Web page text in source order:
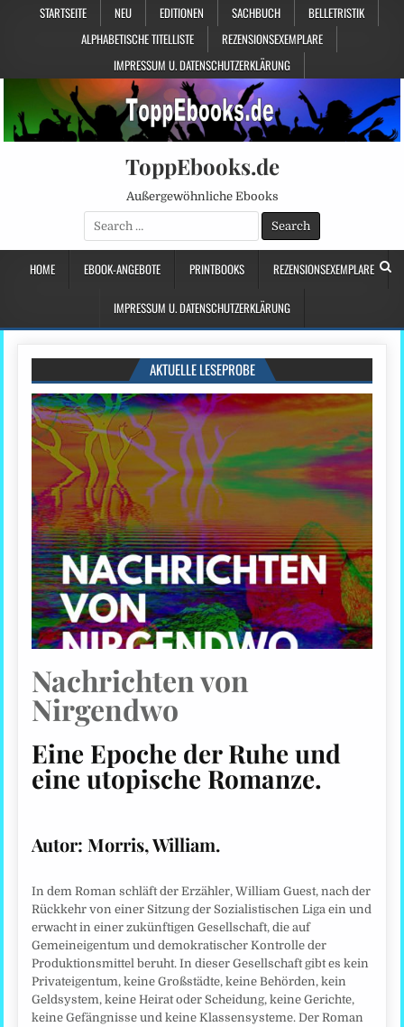
STARTSEITE NEU EDITIONEN SACHBUCH
BELLETRISTIK
ALPHABETISCHE TITELLISTE
REZENSIONSEXEMPLARE
IMPRESSUM U. DATENSCHUTZERKLÄRUNG
ToppEbooks.de
Außergewöhnliche Ebooks
Search
for:
HOME EBOOK-ANGEBOTE PRINTBOOKS REZENSIONSEXEMPLARE
IMPRESSUM U. DATENSCHUTZERKLÄRUNG
AKTUELLE LESEPROBE
Nachrichten von
Nirgendwo
Eine Epoche der Ruhe und
eine utopische Romanze.
Autor: Morris, William.
In dem Roman schläft der Erzähler, William Guest, nach der
Rückkehr von einer Sitzung der Sozialistischen Liga ein und
erwacht in einer zukünftigen Gesellschaft, die auf
Gemeineigentum und demokratischer Kontrolle der
Produktionsmittel beruht. In dieser Gesellschaft gibt es kein
Privateigentum, keine Großstädte, keine Behörden, kein
Geldsystem, keine Heirat oder Scheidung, keine Gerichte,
keine Gefängnisse und keine Klassensysteme. Der Roman